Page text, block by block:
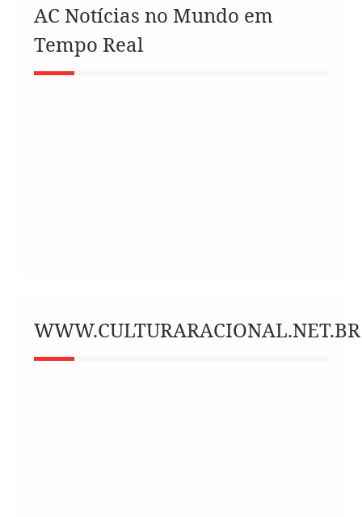
AC Notícias no Mundo em
Tempo Real
WWW.CULTURARACIONAL.NET.BR